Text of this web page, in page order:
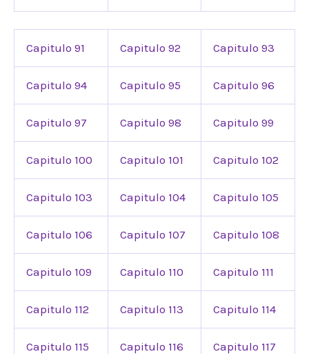
Capitulo 91 Capitulo 92 Capitulo 93
Capitulo 94 Capitulo 95 Capitulo 96
Capitulo 97 Capitulo 98 Capitulo 99
Capitulo 100 Capitulo 101 Capitulo 102
Capitulo 103 Capitulo 104 Capitulo 105
Capitulo 106 Capitulo 107 Capitulo 108
Capitulo 109 Capitulo 110 Capitulo 111
Capitulo 112 Capitulo 113 Capitulo 114
Capitulo 115 Capitulo 116 Capitulo 117